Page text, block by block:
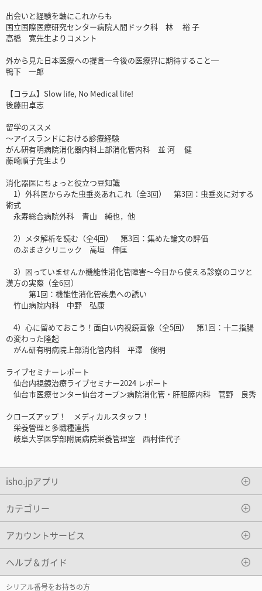
出会いと経験を軸にこれからも
国立国際医療研究センター病院人間ドック科 林 裕 子
高橋 寛先生よりコメント
外から見た日本医療への提言─今後の医療界に期待すること─
鴨下 一郎
【コラム】Slow life, No Medical life!
後藤田卓志
留学のススメ
～アイスランドにおける診療経験
がん研有明病院消化器内科上部消化管内科 並 河 健
藤崎順子先生より
消化器医にちょっと役立つ豆知識
1）外科医からみた虫垂炎あれこれ（全3回） 第3回：虫垂炎に対する
術式
永寿総合病院外科 青山 純也，他
2）メタ解析を読む（全4回） 第3回：集めた論文の評価
のぶまさクリニック 高垣 伸匡
3）困っていませんか機能性消化管障害～今日から使える診察のコツと
漢方の実際（全6回）
第1回：機能性消化管疾患への誘い
竹山病院内科 中野 弘康
4）心に留めておこう！面白い内視鏡画像（全5回） 第1回：十二指腸
の変わった隆起
がん研有明病院上部消化管内科 平澤 俊明
ライブセミナーレポート
仙台内視鏡治療ライブセミナー2024 レポート
仙台市医療センター仙台オープン病院消化管・肝胆膵内科 菅野 良秀
クローズアップ！ メディカルスタッフ！
栄養管理と多職種連携
岐阜大学医学部附属病院栄養管理室 西村佳代子
isho.jpアプリ
カテゴリー
アカウントサービス
ヘルプ＆ガイド
シリアル番号をお持ちの方